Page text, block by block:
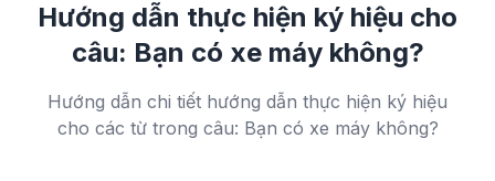
Hướng dẫn thực hiện ký hiệu cho
câu: Bạn có xe máy không?
Hướng dẫn chi tiết hướng dẫn thực hiện ký hiệu
cho các từ trong câu: Bạn có xe máy không?